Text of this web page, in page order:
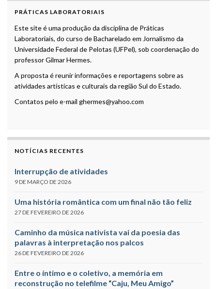
PRÁTICAS LABORATORIAIS
Este site é uma produção da disciplina de Práticas
Laboratoriais, do curso de Bacharelado em Jornalismo da
Universidade Federal de Pelotas (UFPel), sob coordenação do
professor Gilmar Hermes.
A proposta é reunir informações e reportagens sobre as
atividades artísticas e culturais da região Sul do Estado.
Contatos pelo e-mail ghermes@yahoo.com
NOTÍCIAS RECENTES
Interrupção de atividades
9 DE MARÇO DE 2026
Uma história romântica com um final não tão feliz
27 DE FEVEREIRO DE 2026
Caminho da música nativista vai da poesia das
palavras à interpretação nos palcos
26 DE FEVEREIRO DE 2026
Entre o íntimo e o coletivo, a memória em
reconstrução no telefilme “Caju, Meu Amigo”